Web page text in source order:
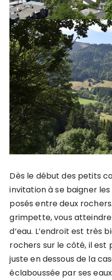
Dès le début des petits
invitation à se baigner
posés entre deux
grimpette, vous
d’eau. L’endroit est très
rochers sur le côté, il est
juste en dessous de la
éclaboussée par ses